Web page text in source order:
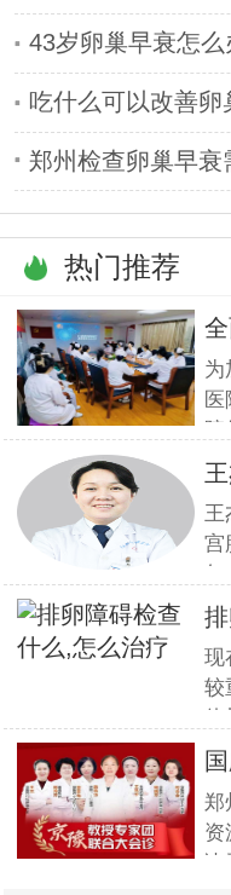
43岁卵巢早衰怎
吃什么可以改善
郑州检查卵巢早衰
热门推荐
为
院
组
本
计
王
宫
术
瘤
套
现
较
到
的
解
们
郑
资
决